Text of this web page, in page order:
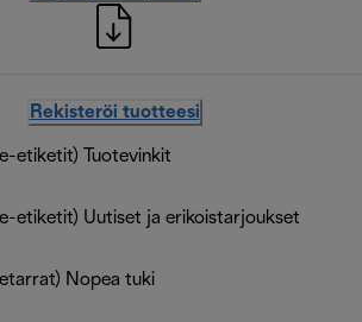
Rekisteröi tuotteesi
etiketit) Tuotevinkit
etiketit) Uutiset ja erikoistarjoukset
Nopea tuki